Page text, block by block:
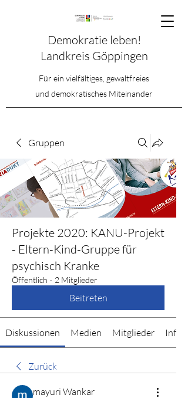
Demokratie leben!
Landkreis Göppingen
Für ein vielfältiges, gewaltfreies
und demokratisches Miteinander
Gruppen
Projekte 2020: KANU-Projekt
- Eltern-Kind-Gruppe für
psychisch Kranke
Öffentlich · 2 Mitglieder
Beitreten
Diskussionen Medien Mitglieder Info
Zurück
mayuri Wankar